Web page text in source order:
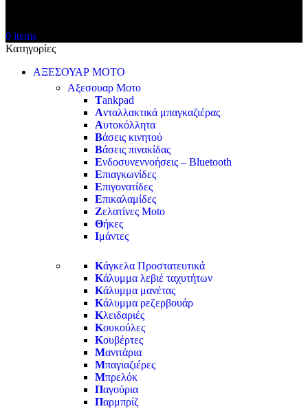
0 items
Κατηγορίες
ΑΞΕΣΟΥΑΡ ΜΟΤΟ
Αξεσουαρ Μοτο
Tankpad
Ανταλλακτικά μπαγκαζιέρας
Αυτοκόλλητα
Βάσεις κινητού
Βάσεις πινακίδας
Ενδοσυνεννοήσεις – Bluetooth
Επιαγκωνίδες
Επιγονατίδες
Επικαλαμίδες
Ζελατίνες Moto
Θήκες
Ιμάντες
Κάγκελα Προστατευτικά
Κάλυμμα λεβιέ ταχυτήτων
Κάλυμμα μανέτας
Κάλυμμα ρεζερβουάρ
Κλειδαριές
Κουκούλες
Κουβέρτες
Μανιτάρια
Μπαγιαζιέρες
Μπρελόκ
Παγούρια
Παρμπρίζ